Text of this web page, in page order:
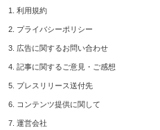
1. 利用規約
2. プライバシーポリシー
3. 広告に関するお問い合わせ
4. 記事に関するご意見・ご感想
5. プレスリリース送付先
6. コンテンツ提供に関して
7. 運営会社